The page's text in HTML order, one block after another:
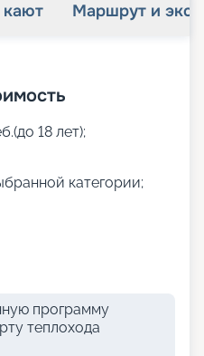
Маршрут и
18 лет);
категории;
программу
теплохода